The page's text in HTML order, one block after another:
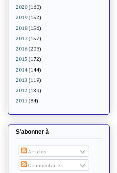
2020 (160)
2019 (152)
2018 (156)
2017 (157)
2016 (206)
2015 (172)
2014 (144)
2013 (119)
2012 (139)
2011 (84)
S’abonner à
Articles
Commentaires